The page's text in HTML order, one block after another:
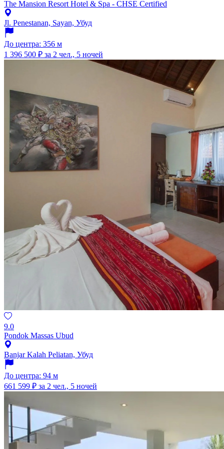
The Mansion Resort Hotel & Spa - CHSE Certified
Jl. Penestanan, Sayan, Убуд
До центра: 356 м
1 396 500 ₽ за 2 чел., 5 ночей
9.0
Pondok Massas Ubud
Banjar Kalah Peliatan, Убуд
До центра: 94 м
661 599 ₽ за 2 чел., 5 ночей